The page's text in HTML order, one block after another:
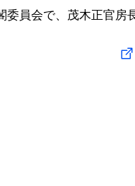
員会で、茂木正官房